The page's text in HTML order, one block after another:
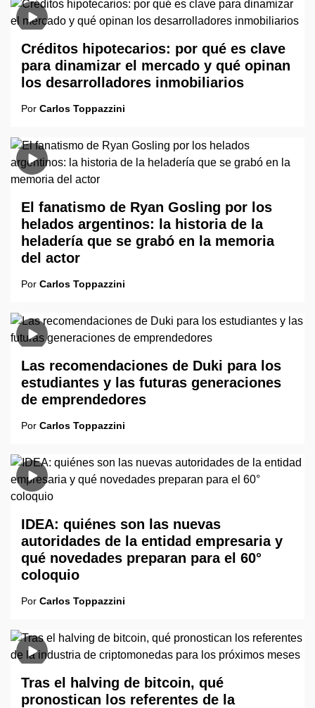
Créditos hipotecarios: por qué es clave
para dinamizar el mercado y qué opinan
los desarrolladores inmobiliarios
Por Carlos Toppazzini
El fanatismo de Ryan Gosling por los
helados argentinos: la historia de la
heladería que se grabó en la memoria
del actor
Por Carlos Toppazzini
Las recomendaciones de Duki para los
estudiantes y las futuras generaciones
de emprendedores
Por Carlos Toppazzini
IDEA: quiénes son las nuevas
autoridades de la entidad empresaria y
qué novedades preparan para el 60°
coloquio
Por Carlos Toppazzini
Tras el halving de bitcoin, qué
pronostican los referentes de la